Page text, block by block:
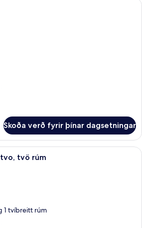
Skoða verð fyrir þínar dagsetningar
Deluxe-herbergi fyrir tvo, tvö rúm |
tvö rúm
1 tvíbreitt rúm